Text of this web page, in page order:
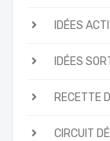
IDÉES
IDÉES
RECETTE
CIRCUIT